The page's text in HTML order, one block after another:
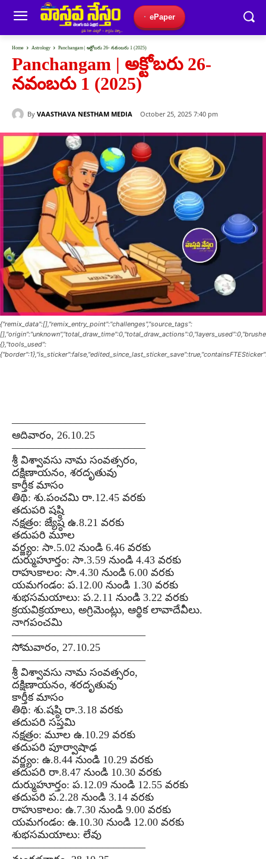
ePaper
Home Astrology Panchangam | అక్టోబ‌రు 26- న‌వంబ‌రు 1 (2025)
Panchangam | అక్టోబ‌రు 26-
న‌వంబ‌రు 1 (2025)
By VAASTHAVA NESTHAM MEDIA October 25, 2025 7:40 pm
{"remix_data":[],"remix_entry_point":"challenges","source_tags":
{},"tools_used":
–––––––––––––––––––––––––
ఆదివారం, 26.10.25
–––––––––––––––––––––––––
శ్రీ విశ్వావసు నామ సంవత్సరం,
దక్షిణాయనం, శరదృతువు
కార్తీక మాసం
తిథి: శు.పంచమి రా.12.45 వరకు
తదుపరి షష్ఠి
నక్షత్రం: జ్యేష్ఠ ఉ.8.21 వరకు
తదుపరి మూల
వర్జ్యం: సా.5.02 నుండి 6.46 వరకు
దుర్ముహూర్తం: సా.3.59 నుండి 4.43 వరకు
రాహుకాలం: సా.4.30 నుండి 6.00 వరకు
యమగండం: ప.12.00 నుండి 1.30 వరకు
శుభసమయాలు: ప.2.11 నుండి 3.22 వరకు
క్రయవిక్రయాలు, అగ్రిమెంట్లు, ఆర్థిక లావాదేవీలు.
నాగపంచమి
–––––––––––––––––––––––––
సోమవారం, 27.10.25
–––––––––––––––––––––––––
శ్రీ విశ్వావసు నామ సంవత్సరం,
దక్షిణాయనం, శరదృతువు
కార్తీక మాసం
తిథి: శు.షష్ఠి రా.3.18 వరకు
తదుపరి సప్తమి
నక్షత్రం: మూల ఉ.10.29 వరకు
తదుపరి పూర్వాషాఢ
వర్జ్యం: ఉ.8.44 నుండి 10.29 వరకు
తదుపరి రా.8.47 నుండి 10.30 వరకు
దుర్ముహూర్తం: ప.12.09 నుండి 12.55 వరకు
తదుపరి ప.2.28 నుండి 3.14 వరకు
రాహుకాలం: ఉ.7.30 నుండి 9.00 వరకు
యమగండం: ఉ.10.30 నుండి 12.00 వరకు
శుభసమయాలు: లేవు
–––––––––––––––––––––––––